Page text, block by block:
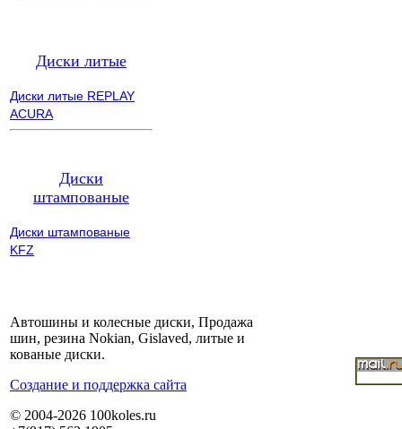
Диски литые
Диски литые REPLAY
ACURA
Диски
штампованые
Диски штампованые
KFZ
Автошины и колесные диски, Продажа
шин, резина Nokian, Gislaved, литые и
кованые диски.
Cоздание и поддержка сайта
© 2004-2026 100koles.ru